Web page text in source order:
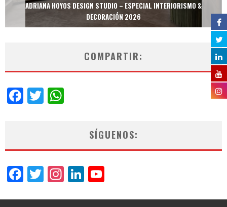
ADRIANA HOYOS DESIGN STUDIO – ESPECIAL INTERIORISMO &
DECORACIÓN 2026
COMPARTIR:
Facebook
Twitter
SÍGUENOS:
Facebook
Twitter
Instagram
LinkedIn